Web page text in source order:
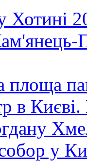
Хотині
площа
в
у